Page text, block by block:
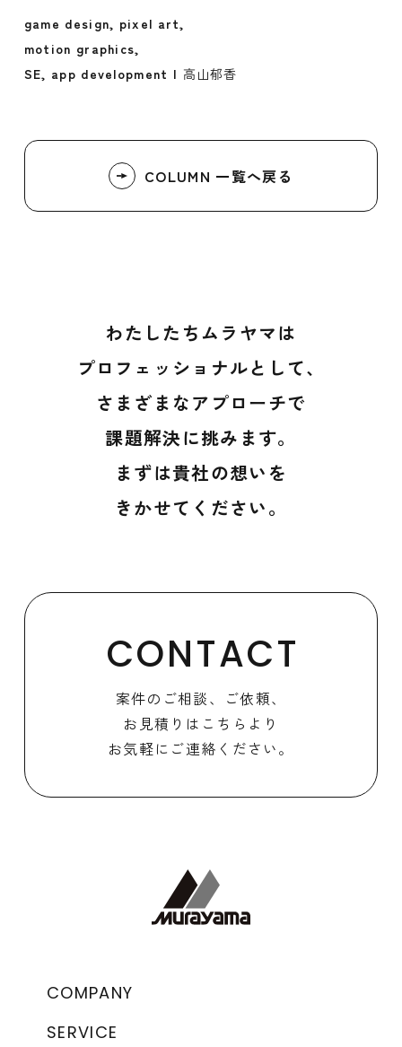
game design, pixel art,
motion graphics,
SE, app development | 高山郁香
COLUMN 一覧へ戻る
わたしたちムラヤマは
プロフェッショナルとして、
さまざまなアプローチで
課題解決に挑みます。
まずは貴社の想いを
きかせてください。
CONTACT
案件のご相談、ご依頼、
お見積りはこちらより
お気軽にご連絡ください。
COMPANY
SERVICE